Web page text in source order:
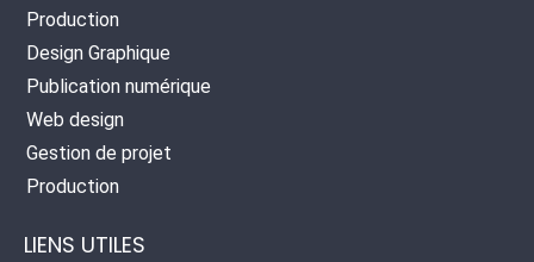
Production
Design Graphique
Publication numérique
Web design
Gestion de projet
Production
LIENS UTILES